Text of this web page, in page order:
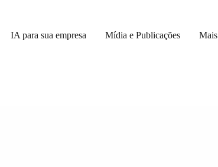
IA para sua empresa Mídia e Publicações Mais